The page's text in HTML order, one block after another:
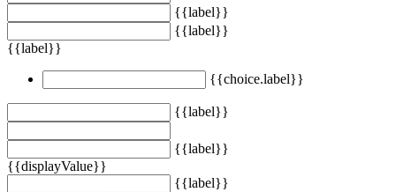
{{label}}
{{label}}
{{label}}
{{choice.label}}
{{label}}
{{label}}
{{displayValue}}
{{label}}